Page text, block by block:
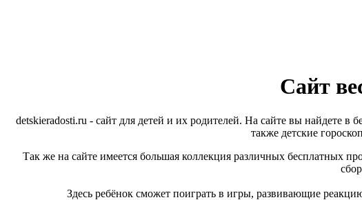
Сайт
detskieradosti.ru - сайт для детей и их родителей. На сайте вы найдете
также детские
Так же на сайте имеется большая коллекция различных бесплатных
Здесь ребёнок сможет поиграть в игры, развивающие